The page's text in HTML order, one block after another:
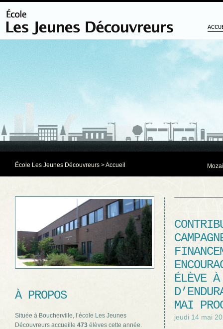
École Les Jeunes Découvreurs > Accueil
À PROPOS
Située à Boucherville, l’école Les Jeunes
Découvreurs accueille 473 élèves cette année.
ÉLÈVE À
MAI
jeudi 14 mai